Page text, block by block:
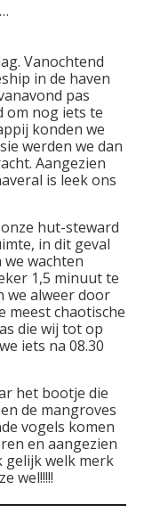
Vanochtend
in de haven
pas
om nog iets te
konden we
werden we dan
Aangezien
is leek ons
hut-steward
in dit geval
wachten
1,5 minuut te
we alweer door
meest chaotische
die wij tot op
iets na 08.30
het bootje die
de mangroves
vogels komen
en aangezien
gelijk welk merk
wel!!!!!